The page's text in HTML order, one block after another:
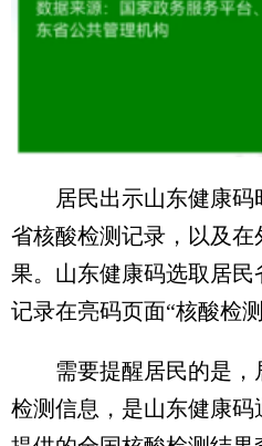
居民出示山东健康码
省核酸检测记录，以及
果。山东健康码选取居
记录在亮码页面“核酸检
需要提醒居民的是，
检测信息，是山东健康